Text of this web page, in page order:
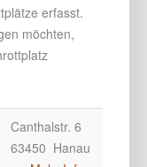
erfasst.
möchten,
Canthalstr. 6
63450 Hanau